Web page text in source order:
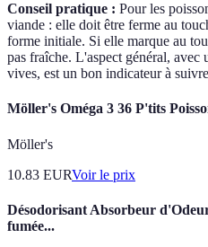
Conseil pratique : Pour les
viande : elle doit être ferme au
forme initiale. Si elle marque au
pas fraîche. L'aspect général, avec
vives, est un bon indicateur à
Möller's Oméga 3 36 P'tits
Möller's
10.83 EURVoir le prix
Désodorisant Absorbeur
fumée...